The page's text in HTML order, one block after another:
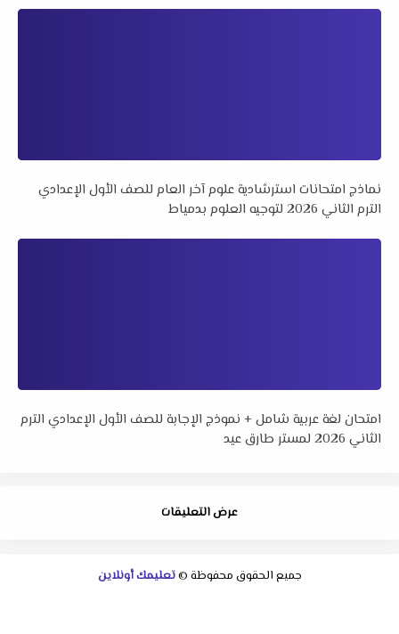
نماذج امتحانات استرشادية علوم آخر العام للصف الأول الإعدادي
الترم الثاني 2026 لتوجيه العلوم بدمياط
امتحان لغة عربية شامل + نموذج الإجابة للصف الأول الإعدادي الترم
الثاني 2026 لمستر طارق عيد
عرض التعليقات
جميع الحقوق محفوظة ©تعليمك أونلاين